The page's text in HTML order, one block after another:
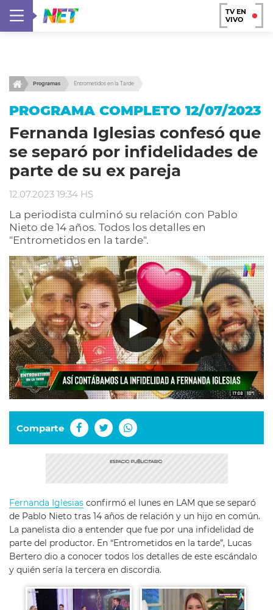
TV EN
VIVO
Programas Entrometidos en la Tarde
PROGRAMA COMPLETO 12/07/2023
Fernanda Iglesias confesó que
se separó por infidelidades de
parte de su ex pareja
12.07.2023 19:34 HS
La periodista culminó su relación con Pablo
Nieto de 14 años. Todos los detalles en
"Entrometidos en la tarde".
Comparte
Fernanda Iglesias confirmó el lunes en LAM que se separó
de Pablo Nieto tras 14 años de relación y un hijo en común.
La panelista dio a entender que fue por una infidelidad de
parte del productor. En “Entrometidos en la tarde”, Lucas
Bertero dio a conocer todos los detalles de este escándalo
y quién sería la tercera en discordia.